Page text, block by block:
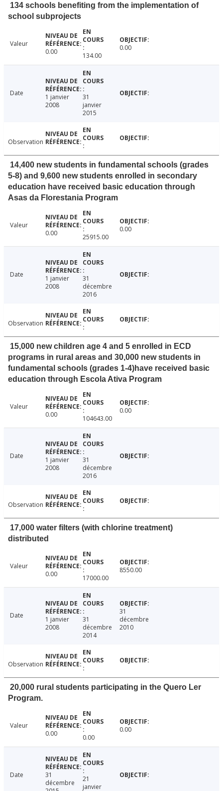
134 schools benefiting from the implementation of
school subprojects
Valeur
0.00
134.00
0.00
Date
1 janvier
2008
31
janvier
2015
Observation
14,400 new students in fundamental schools (grades
5-8) and 9,600 new students enrolled in secondary
education have received basic education through
Asas da Florestania Program
Valeur
0.00
25915.00
0.00
Date
1 janvier
2008
31
décembre
2016
Observation
15,000 new children age 4 and 5 enrolled in ECD
programs in rural areas and 30,000 new students in
fundamental schools (grades 1-4)have received basic
education through Escola Ativa Program
Valeur
0.00
104643.00
0.00
Date
1 janvier
2008
31
décembre
2016
Observation
17,000 water filters (with chlorine treatment)
distributed
Valeur
0.00
17000.00
8550.00
Date
1 janvier
2008
31
décembre
2014
31
décembre
2010
Observation
20,000 rural students participating in the Quero Ler
Program.
Valeur
0.00
0.00
0.00
Date
31
décembre
21
janvier